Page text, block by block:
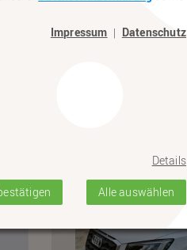
Alle auswählen
Impressum | Datenschutz
Details